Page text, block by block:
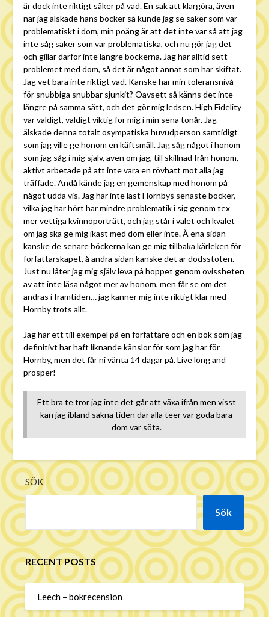
är dock inte riktigt säker på vad. En sak att klargöra, även
när jag älskade hans böcker så kunde jag se saker som var
problematiskt i dom, min poäng är att det inte var så att jag
inte såg saker som var problematiska, och nu gör jag det
och gillar därför inte längre böckerna. Jag har alltid sett
problemet med dom, så det är något annat som har skiftat.
Jag vet bara inte riktigt vad. Kanske har min toleransnivå
för snubbiga snubbar sjunkit? Oavsett så känns det inte
längre på samma sätt, och det gör mig ledsen. High Fidelity
var väldigt, väldigt viktig för mig i min sena tonår. Jag
älskade denna totalt osympatiska huvudperson samtidigt
som jag ville ge honom en käftsmäll. Jag såg något i honom
som jag såg i mig själv, även om jag, till skillnad från honom,
aktivt arbetade på att inte vara en rövhatt mot alla jag
träffade. Ändå kände jag en gemenskap med honom på
något udda vis. Jag har inte läst Hornbys senaste böcker,
vilka jag har hört har mindre problematik i sig genom tex
mer vettiga kvinnoporträtt, och jag står i valet och kvalet
om jag ska ge mig ikast med dom eller inte. Å ena sidan
kanske de senare böckerna kan ge mig tillbaka kärleken för
författarskapet, å andra sidan kanske det är dödsstöten.
Just nu låter jag mig själv leva på hoppet genom ovissheten
av att inte läsa något mer av honom, men får se om det
ändras i framtiden… jag känner mig inte riktigt klar med
Hornby trots allt.
Jag har ett till exempel på en författare och en bok som jag
definitivt har haft liknande känslor för som jag har för
Hornby, men det får ni vänta 14 dagar på. Live long and
prosper!
Ett bra te tror jag inte det går att växa ifrån men visst
kan jag ibland sakna tiden där alla teer var goda bara
dom var söta.
SÖK
Sök
RECENT POSTS
Leech – bokrecension